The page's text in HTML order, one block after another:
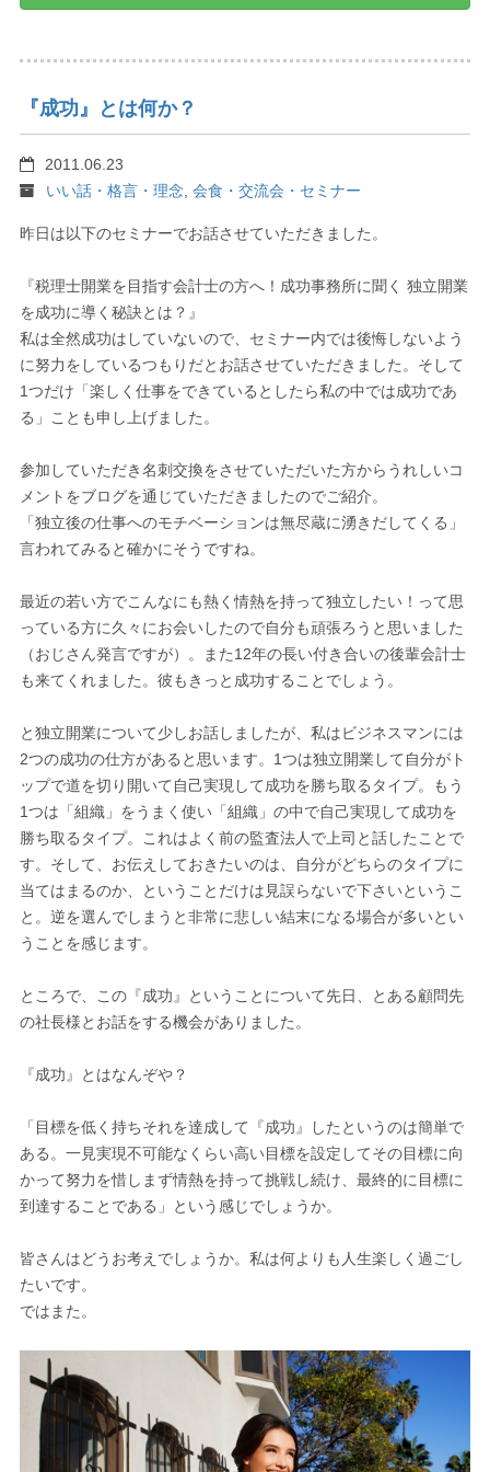
『成功』とは何か？
2011.06.23
いい話・格言・理念 会食・交流会・セミナー
昨日は以下のセミナーでお話させていただきました。
『税理士開業を目指す会計士の方へ！成功事務所に聞く 独立開業
を成功に導く秘訣とは？』
私は全然成功はしていないので、セミナー内では後悔しないよう
に努力をしているつもりだとお話させていただきました。そして
1つだけ「楽しく仕事をできているとしたら私の中では成功であ
る」ことも申し上げました。
参加していただき名刺交換をさせていただいた方からうれしいコ
メントをブログを通じていただきましたのでご紹介。
「独立後の仕事へのモチベーションは無尽蔵に湧きだしてくる」
言われてみると確かにそうですね。
最近の若い方でこんなにも熱く情熱を持って独立したい！って思
っている方に久々にお会いしたので自分も頑張ろうと思いました
（おじさん発言ですが）。また12年の長い付き合いの後輩会計士
も来てくれました。彼もきっと成功することでしょう。
と独立開業について少しお話しましたが、私はビジネスマンには
2つの成功の仕方があると思います。1つは独立開業して自分がト
ップで道を切り開いて自己実現して成功を勝ち取るタイプ。もう
1つは「組織」をうまく使い「組織」の中で自己実現して成功を
勝ち取るタイプ。これはよく前の監査法人で上司と話したことで
す。そして、お伝えしておきたいのは、自分がどちらのタイプに
当てはまるのか、ということだけは見誤らないで下さいというこ
と。逆を選んでしまうと非常に悲しい結末になる場合が多いとい
うことを感じます。
ところで、この『成功』ということについて先日、とある顧問先
の社長様とお話をする機会がありました。
『成功』とはなんぞや？
「目標を低く持ちそれを達成して『成功』したというのは簡単で
ある。一見実現不可能なくらい高い目標を設定してその目標に向
かって努力を惜しまず情熱を持って挑戦し続け、最終的に目標に
到達することである」という感じでしょうか。
皆さんはどうお考えでしょうか。私は何よりも人生楽しく過ごし
たいです。
ではまた。